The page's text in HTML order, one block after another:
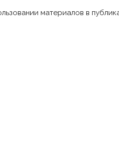
материалов в